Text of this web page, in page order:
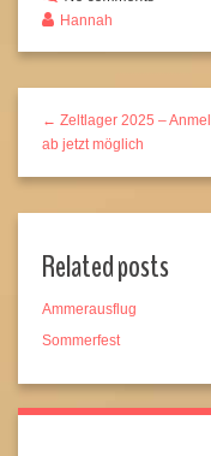
Hannah
← Zeltlager 2025 –
ab jetzt möglich
Related posts
Ammerausflug
Sommerfest